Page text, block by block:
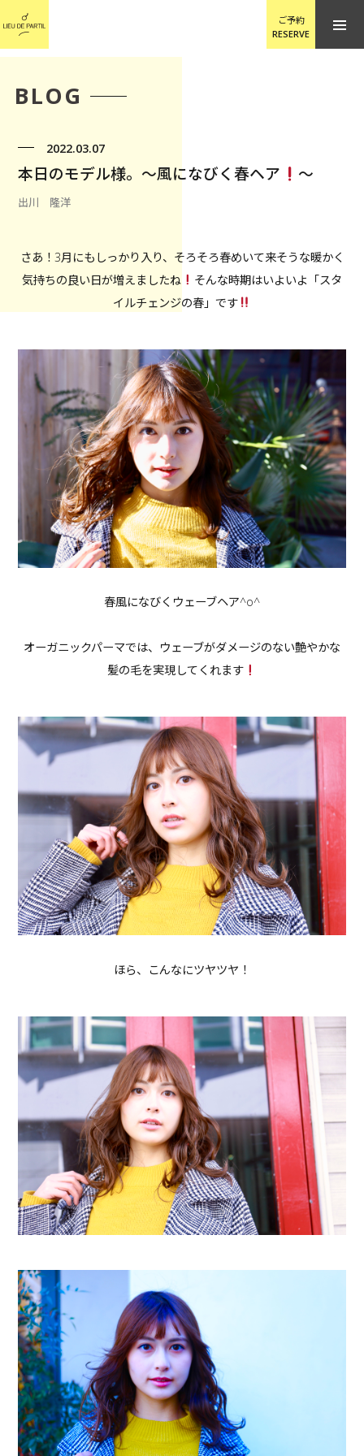
ご予約
RESERVE
BLOG
2022.03.07
本日のモデル様。〜風になびく春ヘア 〜
出川 隆洋
さあ！3月にもしっかり入り、そろそろ春めいて来そうな暖かく
気持ちの良い日が増えましたね
そんな時期はいよいよ「スタ
イルチェンジの春」です
春風になびくウェーブヘア^o^
オーガニックパーマでは、ウェーブがダメージのない艶やかな
髪の毛を実現してくれます
ほら、こんなにツヤツヤ！